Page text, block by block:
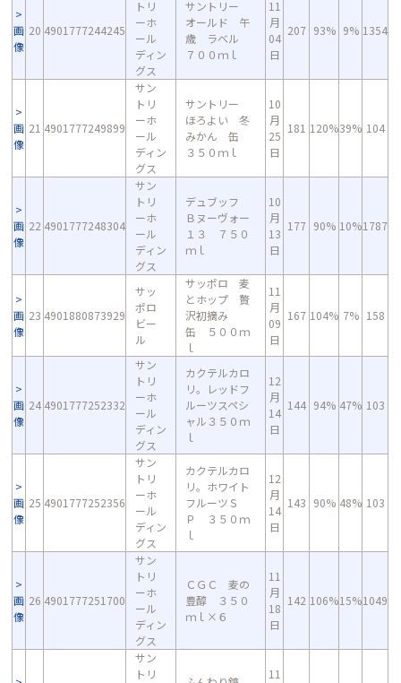
画
像
20 4901777244245
トリ
ーホ
ール
ディン
グス
サントリー
オールド 午
歳 ラベル
７００ｍｌ
11
月
04
日
207 93% 9% 1354
画
像
21 4901777249899
サン
トリ
ーホ
ール
ディン
グス
サントリー
ほろよい 冬
みかん 缶
３５０ｍｌ
10
月
25
日
181 120%39% 104
画
像
22 4901777248304
サン
トリ
ーホ
ール
ディン
グス
デュブッフ
Ｂヌーヴォー
１３ ７５０
ｍｌ
10
月
13
日
177 90% 10%1787
画
像
23 4901880873929
サッ
ポロ
ビー
ル
サッポロ 麦
とホップ 贅
沢初摘み
缶 ５００ｍ
ｌ
11
月
09
日
167 104% 7% 158
画
像
24 4901777252332
サン
トリ
ーホ
ール
ディン
グス
カクテルカロ
リ。レッドフ
ルーツスペシ
ャル３５０ｍ
ｌ
12
月
14
日
144 94% 47% 103
画
像
25 4901777252356
サン
トリ
ーホ
ール
ディン
グス
カクテルカロ
リ。ホワイト
フルーツＳ
Ｐ ３５０ｍ
ｌ
12
月
14
日
143 90% 48% 103
画
像
26 4901777251700
サン
トリ
ーホ
ール
ディン
グス
ＣＧＣ 麦の
豊醇 ３５０
ｍｌ×６
11
月
18
日
142 106%15%1049
サン
トリ
11